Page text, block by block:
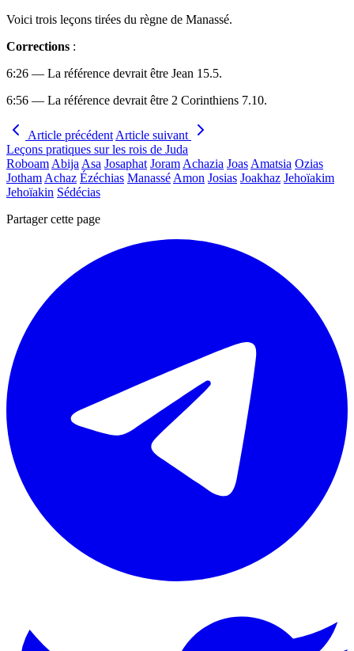
Voici trois leçons tirées du règne de Manassé.
Corrections :
6:26 — La référence devrait être Jean 15.5.
6:56 — La référence devrait être 2 Corinthiens 7.10.
Article précédent Article suivant
Leçons pratiques sur les rois de Juda
Roboam Abija Asa Josaphat Joram Achazia Joas Amatsia Ozias
Jotham Achaz Ézéchias Manassé Amon Josias Joakhaz Jehoïakim
Jehoïakin Sédécias
Partager cette page